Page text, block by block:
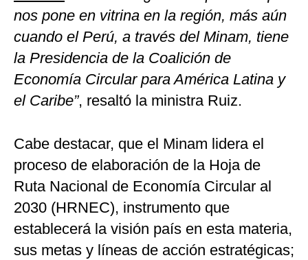
nos pone en vitrina en la región, más aún
cuando el Perú, a través del Minam, tiene
la Presidencia de la Coalición de
Economía Circular para América Latina y
el Caribe”, resaltó la ministra Ruiz.
Cabe destacar, que el Minam lidera el
proceso de elaboración de la Hoja de
Ruta Nacional de Economía Circular al
2030 (HRNEC), instrumento que
establecerá la visión país en esta materia,
sus metas y líneas de acción estratégicas;